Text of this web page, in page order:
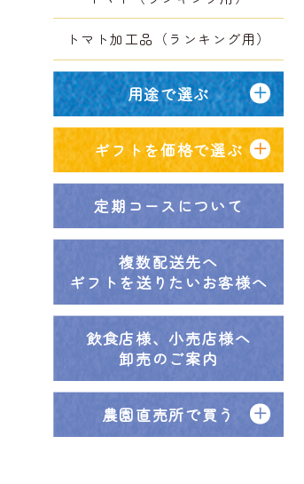
トマト加工品（ランキング用）
用途で選ぶ
ギフトを価格で選ぶ
定期コースについて
複数配送先へ
ギフトを送りたいお客様へ
飲食店様、小売店様へ
卸売のご案内
農園直売所で買う